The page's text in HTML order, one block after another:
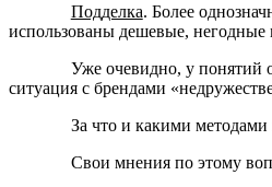
Подделка. Более
использованы дешевые, негодные
Уже очевидно, у понятий
ситуация с брендами
За что и какими методами
Свои мнения по этому